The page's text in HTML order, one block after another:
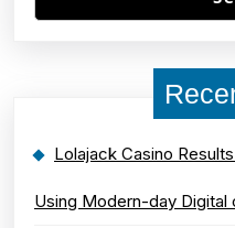
Lolajack Casino
Using Modern-day Digital